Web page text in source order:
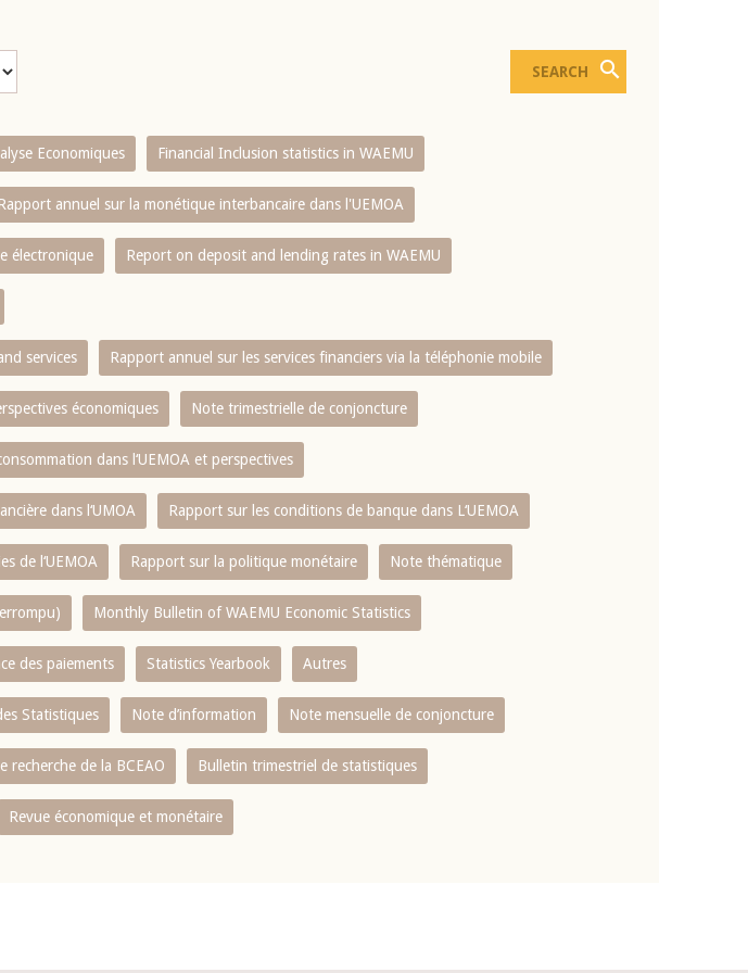
Economiques Financial Inclusion statistics in WAEMU
annuel sur la monétique interbancaire dans l'UEMOA
électronique Report on deposit and lending rates in WAEMU
services Rapport annuel sur les services financiers via la téléphonie mobile
économiques Note trimestrielle de conjoncture
dans l‘UEMOA et perspectives
dans l‘UMOA Rapport sur les conditions de banque dans L‘UEMOA
de l‘UEMOA Rapport sur la politique monétaire Note thématique
Monthly Bulletin of WAEMU Economic Statistics
des paiements Statistics Yearbook Autres
Statistiques Note d’information Note mensuelle de conjoncture
recherche de la BCEAO Bulletin trimestriel de statistiques
Revue économique et monétaire